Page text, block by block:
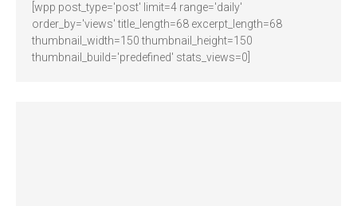
[wpp post_type='post' limit=4 range='daily'
order_by='views' title_length=68 excerpt_length=68
thumbnail_width=150 thumbnail_height=150
thumbnail_build='predefined' stats_views=0]